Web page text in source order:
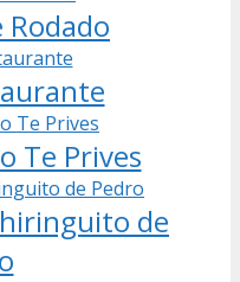
Te Prives
de